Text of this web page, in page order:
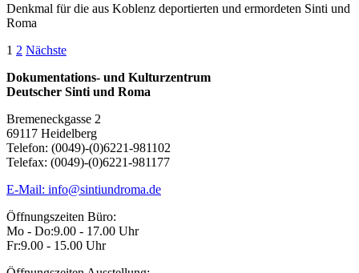
Denkmal für die aus Koblenz deportierten und ermordeten Sinti und
Roma
Seitennummerierung
der
Beiträge
1 2 Nächste
Dokumentations- und Kulturzentrum
Deutscher Sinti und Roma
Bremeneckgasse 2
69117 Heidelberg
Telefon: (0049)-(0)6221-981102
Telefax: (0049)-(0)6221-981177
E-Mail: info@sintiundroma.de
Öffnungszeiten Büro:
Mo - Do:9.00 - 17.00 Uhr
Fr:9.00 - 15.00 Uhr